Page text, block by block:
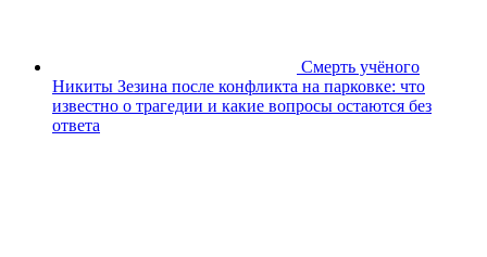
Смерть учёного
Никиты Зезина после конфликта на парковке: что
известно о трагедии и какие вопросы остаются без
ответа